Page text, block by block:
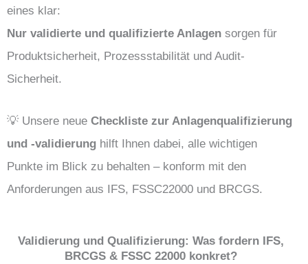
eines klar:
Nur validierte und qualifizierte Anlagen sorgen für
Produktsicherheit, Prozessstabilität und Audit-
Sicherheit.
💡 Unsere neue Checkliste zur Anlagenqualifizierung
und -validierung hilft Ihnen dabei, alle wichtigen
Punkte im Blick zu behalten – konform mit den
Anforderungen aus IFS, FSSC22000 und BRCGS.
Validierung und Qualifizierung: Was fordern IFS,
BRCGS & FSSC 22000 konkret?